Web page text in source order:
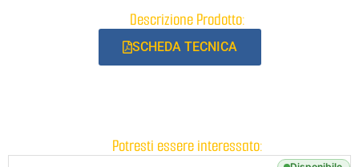
Descrizione Prodotto:
SCHEDA TECNICA
Potresti essere interessato: